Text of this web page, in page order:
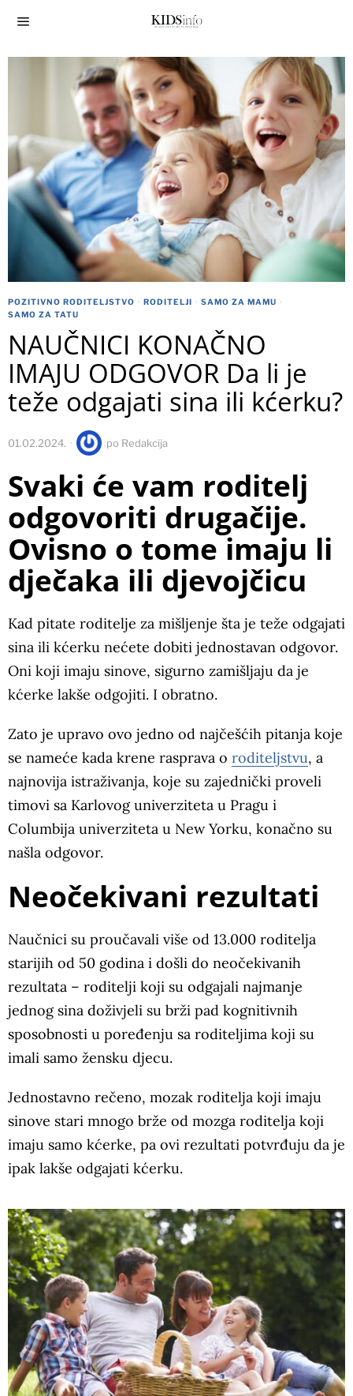
POZITIVNO RODITELJSTVO · RODITELJI · SAMO ZA MAMU ·
SAMO ZA TATU
NAUČNICI KONAČNO
IMAJU ODGOVOR Da li je
teže odgajati sina ili kćerku?
01.02.2024. po Redakcija
Svaki će vam roditelj
odgovoriti drugačije.
Ovisno o tome imaju li
dječaka ili djevojčicu
Kad pitate roditelje za mišljenje šta je teže odgajati
sina ili kćerku nećete dobiti jednostavan odgovor.
Oni koji imaju sinove, sigurno zamišljaju da je
kćerke lakše odgojiti. I obratno.
Zato je upravo ovo jedno od najčešćih pitanja koje
se nameće kada krene rasprava o roditeljstvu, a
najnovija istraživanja, koje su zajednički proveli
timovi sa Karlovog univerziteta u Pragu i
Columbija univerziteta u New Yorku, konačno su
našla odgovor.
Neočekivani rezultati
Naučnici su proučavali više od 13.000 roditelja
starijih od 50 godina i došli do neočekivanih
rezultata – roditelji koji su odgajali najmanje
jednog sina doživjeli su brži pad kognitivnih
sposobnosti u poređenju sa roditeljima koji su
imali samo žensku djecu.
Jednostavno rečeno, mozak roditelja koji imaju
sinove stari mnogo brže od mozga roditelja koji
imaju samo kćerke, pa ovi rezultati potvrđuju da je
ipak lakše odgajati kćerku.